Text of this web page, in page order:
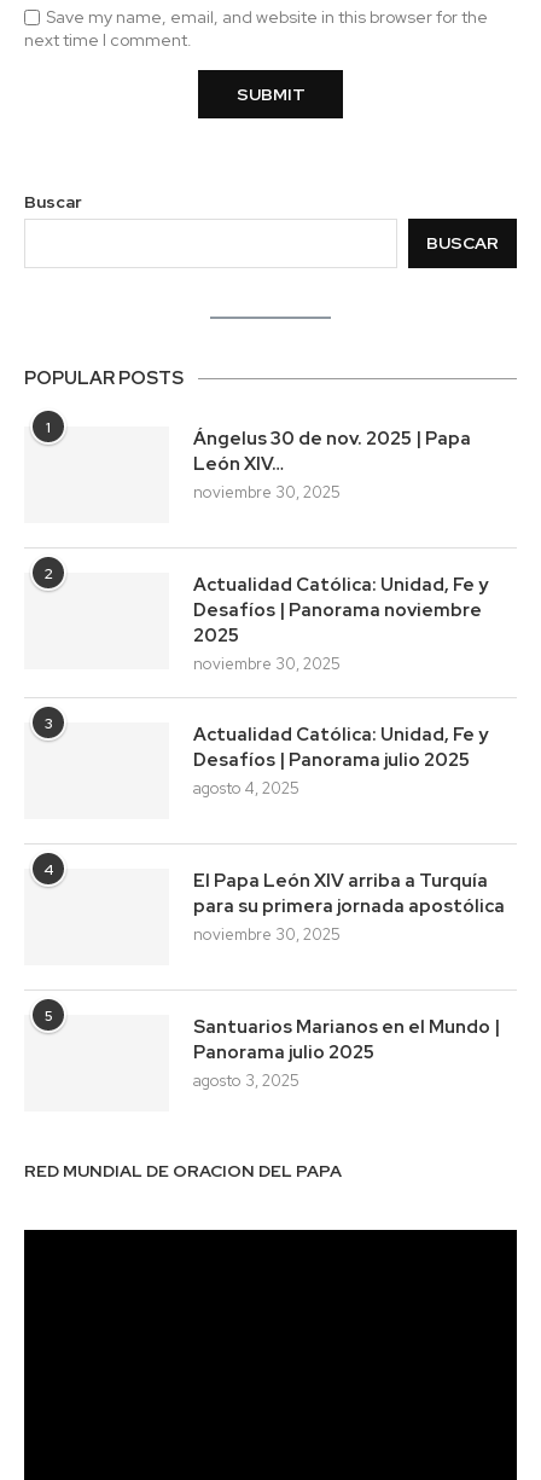
Save my name, email, and website in this browser for the
next time I comment.
Buscar
BUSCAR
POPULAR POSTS
1
Ángelus 30 de nov. 2025 | Papa
León XIV…
noviembre 30, 2025
2
Actualidad Católica: Unidad, Fe y
Desafíos | Panorama noviembre
2025
noviembre 30, 2025
3
Actualidad Católica: Unidad, Fe y
Desafíos | Panorama julio 2025
agosto 4, 2025
4
El Papa León XIV arriba a Turquía
para su primera jornada apostólica
noviembre 30, 2025
5
Santuarios Marianos en el Mundo |
Panorama julio 2025
agosto 3, 2025
RED MUNDIAL DE ORACION DEL PAPA